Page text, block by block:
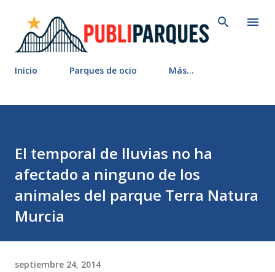
Inicio Parques de ocio Más…
El temporal de lluvias no ha
afectado a ninguno de los
animales del parque Terra Natura
Murcia
septiembre 24, 2014